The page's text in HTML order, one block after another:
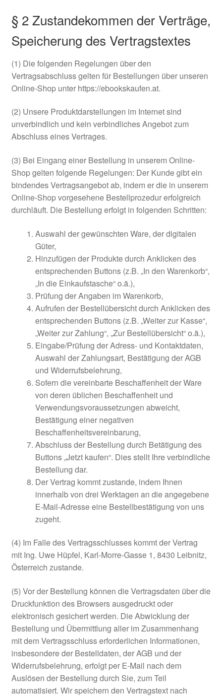
§ 2 Zustandekommen der Verträge,
Speicherung des Vertragstextes
(1) Die folgenden Regelungen über den
Vertragsabschluss gelten für Bestellungen über unseren
Online-Shop unter https://ebookskaufen.at.
(2) Unsere Produktdarstellungen im Internet sind
unverbindlich und kein verbindliches Angebot zum
Abschluss eines Vertrages.
(3) Bei Eingang einer Bestellung in unserem Online-
Shop gelten folgende Regelungen: Der Kunde gibt ein
bindendes Vertragsangebot ab, indem er die in unserem
Online-Shop vorgesehene Bestellprozedur erfolgreich
durchläuft. Die Bestellung erfolgt in folgenden Schritten:
Auswahl der gewünschten Ware, der digitalen
Güter,
Hinzufügen der Produkte durch Anklicken des
entsprechenden Buttons (z.B. „In den Warenkorb“,
„In die Einkaufstasche“ o.ä.),
Prüfung der Angaben im Warenkorb,
Aufrufen der Bestellübersicht durch Anklicken des
entsprechenden Buttons (z.B. „Weiter zur Kasse“,
„Weiter zur Zahlung“, „Zur Bestellübersicht“ o.ä.),
Eingabe/Prüfung der Adress- und Kontaktdaten,
Auswahl der Zahlungsart, Bestätigung der AGB
und Widerrufsbelehrung,
Sofern die vereinbarte Beschaffenheit der Ware
von deren üblichen Beschaffenheit und
Verwendungsvoraussetzungen abweicht,
Bestätigung einer negativen
Beschaffenheitsvereinbarung,
Abschluss der Bestellung durch Betätigung des
Buttons „Jetzt kaufen“. Dies stellt Ihre verbindliche
Bestellung dar.
Der Vertrag kommt zustande, indem Ihnen
innerhalb von drei Werktagen an die angegebene
E-Mail-Adresse eine Bestellbestätigung von uns
zugeht.
(4) Im Falle des Vertragsschlusses kommt der Vertrag
mit Ing. Uwe Hüpfel, Karl-Morre-Gasse 1, 8430 Leibnitz,
Österreich zustande.
(5) Vor der Bestellung können die Vertragsdaten über die
Druckfunktion des Browsers ausgedruckt oder
elektronisch gesichert werden. Die Abwicklung der
Bestellung und Übermittlung aller im Zusammenhang
mit dem Vertragsschluss erforderlichen Informationen,
insbesondere der Bestelldaten, der AGB und der
Widerrufsbelehrung, erfolgt per E-Mail nach dem
Auslösen der Bestellung durch Sie, zum Teil
automatisiert. Wir speichern den Vertragstext nach